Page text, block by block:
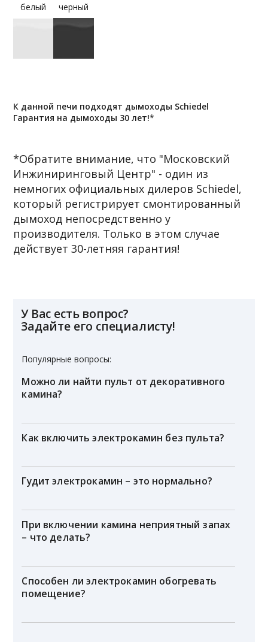
белый черный
К данной печи подходят дымоходы Schiedel
Гарантия на дымоходы 30 лет!*
*Обратите внимание, что "Московский
Инжиниринговый Центр" - один из
немногих официальных дилеров Schiedel,
который регистрирует смонтированный
дымоход непосредственно у
производителя. Только в этом случае
действует 30-летняя гарантия!
У Вас есть вопрос?
Задайте его специалисту!
Популярные вопросы:
Можно ли найти пульт от декоративного
камина?
Как включить электрокамин без пульта?
Гудит электрокамин – это нормально?
При включении камина неприятный запах
– что делать?
Способен ли электрокамин обогревать
помещение?